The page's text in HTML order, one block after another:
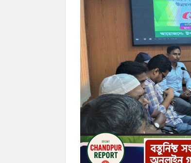
হাজীগঞ্জ ডিগ্রি কলেজ গভীর
হাজীগঞ্জের যুবধারা সমবায়